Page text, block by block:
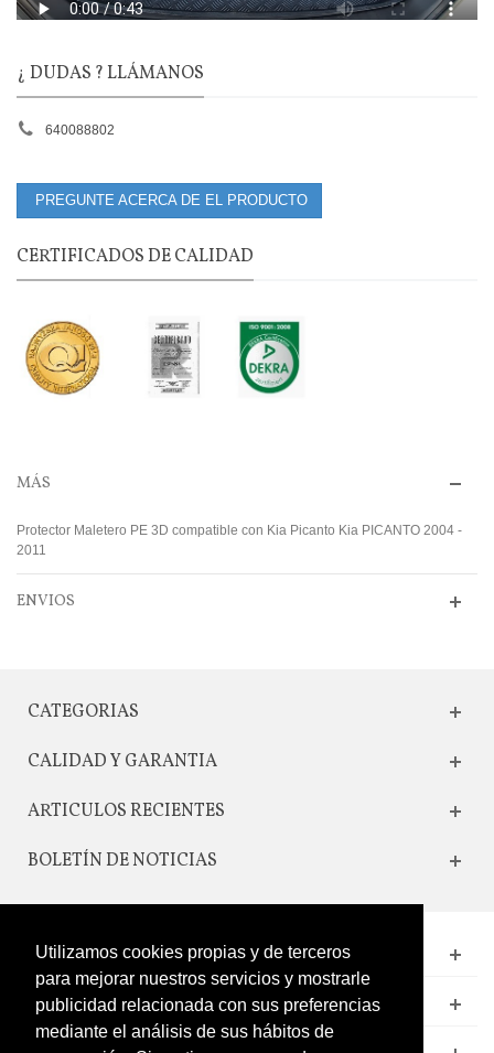
Utilizamos cookies propias y de terceros
para mejorar nuestros servicios y mostrarle
publicidad relacionada con sus preferencias
mediante el análisis de sus hábitos de
¿ DUDAS ? LLÁMANOS
640088802
PREGUNTE ACERCA DE EL PRODUCTO
CERTIFICADOS DE CALIDAD
MÁS
Protector Maletero PE 3D compatible con Kia Picanto Kia PICANTO 2004 -
2011
ENVIOS
CATEGORIAS
CALIDAD Y GARANTIA
ARTICULOS RECIENTES
BOLETÍN DE NOTICIAS
CONTACTO
LEGAL